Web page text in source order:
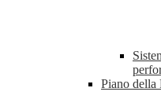
Piano della